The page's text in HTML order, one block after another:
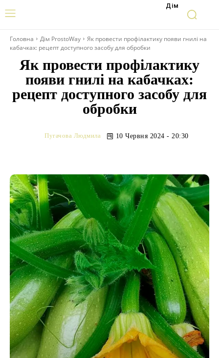
Дім
Головна Дім ProstoWay
Як провести профілактику появи гнилі на
кабачках: рецепт доступного засобу для обробки
Як провести профілактику
появи гнилі на кабачках:
рецепт доступного засобу для
обробки
Пугачова Людмила 10 Червня 2024 - 20:30